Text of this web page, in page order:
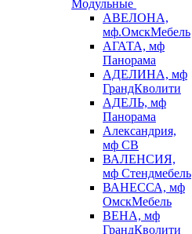
Модульные
АВЕЛОНА,
мф.ОмскМебель
АГАТА, мф
Панорама
АДЕЛИНА, мф
ГрандКволити
АДЕЛЬ, мф
Панорама
Александрия,
мф СВ
ВАЛЕНСИЯ,
мф Стендмебель
ВАНЕССА, мф
ОмскМебель
ВЕНА, мф
ГрандКволити